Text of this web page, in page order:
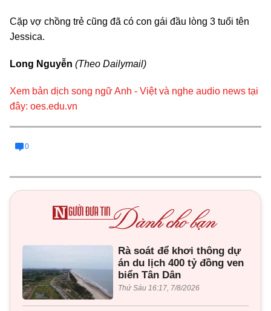
Cặp vợ chồng trẻ cũng đã có con gái đầu lòng 3 tuổi tên
Jessica.
Long Nguyễn (Theo Dailymail)
Xem bản dịch song ngữ Anh - Việt và nghe audio news tại
đây: oes.edu.vn
0
Rà soát để khơi thông dự
án du lịch 400 tỷ đồng ven
biển Tân Dân
Thứ Sáu 16:17, 7/8/2026